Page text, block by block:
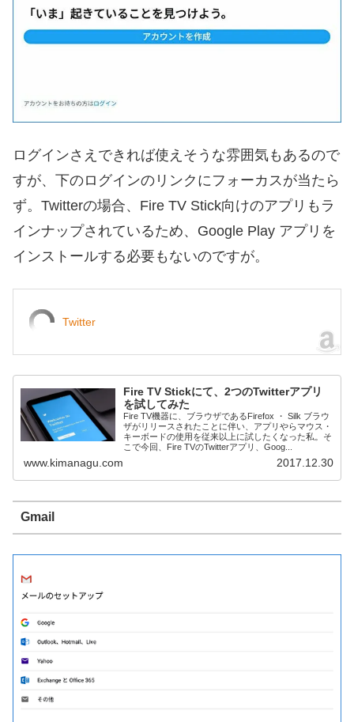
ログインさえできれば使えそうな雰囲気もあるので
すが、下のログインのリンクにフォーカスが当たら
ず。Twitterの場合、Fire TV Stick向けのアプリもラ
インナップされているため、Google Play アプリを
インストールする必要もないのですが。
Twitter
Fire TV Stickにて、2つのTwitterアプリ
を試してみた
Fire TV機器に、ブラウザであるFirefox ・ Silk ブラウ
ザがリリースされたことに伴い、アプリやらマウス・
キーボードの使用を従来以上に試したくなった私。そ
こで今回、Fire TVのTwitterアプリ、Goog...
www.kimanagu.com 2017.12.30
Gmail